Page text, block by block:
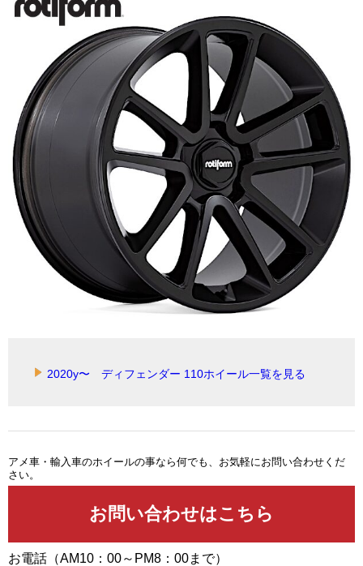
2020y〜 ディフェンダー 110ホイール一覧を見る
アメ車・輸入車のホイールの事なら何でも、お気軽にお問い合わせくだ
さい。
お電話（AM10：00～PM8：00まで）